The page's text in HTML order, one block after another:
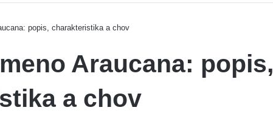
popis, charakteristika a chov
Araucana: popis,
a chov